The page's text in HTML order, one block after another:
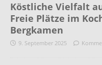
Köstliche Vielfalt
Freie Plätze im
Bergkamen
9. September 2025